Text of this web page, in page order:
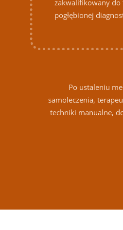
zakwalifikowany do
pogłębionej
Po ustaleniu
samoleczenia,
techniki manualne,